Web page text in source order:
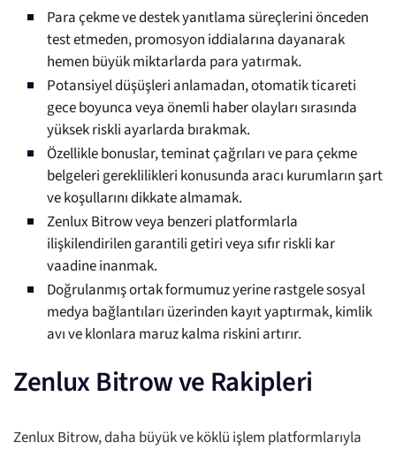
Para çekme ve destek yanıtlama süreçlerini önceden
test etmeden, promosyon iddialarına dayanarak
hemen büyük miktarlarda para yatırmak.
Potansiyel düşüşleri anlamadan, otomatik ticareti
gece boyunca veya önemli haber olayları sırasında
yüksek riskli ayarlarda bırakmak.
Özellikle bonuslar, teminat çağrıları ve para çekme
belgeleri gereklilikleri konusunda aracı kurumların şart
ve koşullarını dikkate almamak.
Zenlux Bitrow veya benzeri platformlarla
ilişkilendirilen garantili getiri veya sıfır riskli kar
vaadine inanmak.
Doğrulanmış ortak formumuz yerine rastgele sosyal
medya bağlantıları üzerinden kayıt yaptırmak, kimlik
avı ve klonlara maruz kalma riskini artırır.
Zenlux Bitrow ve Rakipleri
Zenlux Bitrow, daha büyük ve köklü işlem platformlarıyla